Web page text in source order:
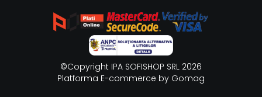
©Copyright IPA SOFISHOP SRL 2026
Platforma E-commerce by Gomag